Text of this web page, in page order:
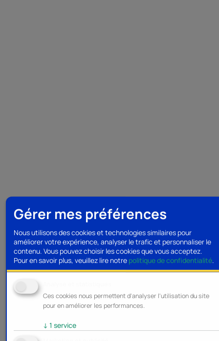
Gérer mes préférences
Nous utilisons des cookies et technologies similaires pour
améliorer votre expérience, analyser le trafic et personnaliser le
contenu. Vous pouvez choisir les cookies que vous acceptez.
Pour en savoir plus, veuillez lire notre politique de confidentialité.
Ces cookies nous permettent d'analyser l'utilisation du site
pour en améliorer les performances.
↓ 1 service